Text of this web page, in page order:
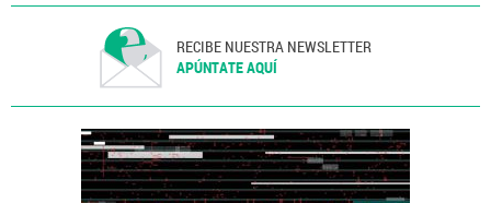
Series televisión
Programa televisión
Programación Televisión
América
Política Medios comunicación
RECIBE NUESTRA NEWSLETTER
APÚNTATE AQUÍ